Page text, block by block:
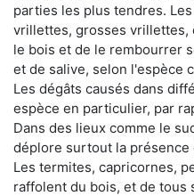
parties les plus tendres.
vrillettes, grosses vrillettes,
le bois et de le rembourrer
et de salive, selon l'espèce
Les dégâts causés dans
espèce en particulier, par
Dans des lieux comme le
déplore surtout la
Les termites, capricornes,
raffolent du bois, et de tous